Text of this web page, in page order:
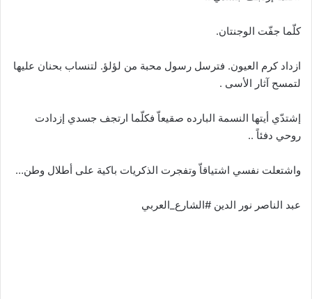
كلّما جفّت الوجنتان.
ازداد كرم العيون. فترسل رسول محبة من لؤلؤ. لتنساب بحنان عليها
لتمسح آثار الأسى .
إشتدّي أيتها النسمة البارده صقيعاّ فكلّما ارتجف جسدي إزدادت
روحي دفئاً ..
واشتعلت نفسي اشتياقاّ وتفجرت الذكريات باكية على أطلال وطن…
عبد الناصر نور الدين #الشارع_العربي